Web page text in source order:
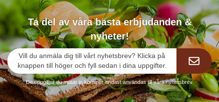
Ta del av våra bästa erbjudanden &
nyheter!
Vill du anmäla dig till vårt nyhetsbrev? Klicka på
knappen till höger och fyll sedan i dina uppgifter.
De uppgifter du matar in kommer endast användas till våra nyhetsbrev.